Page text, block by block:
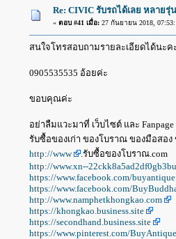
Re: CIVIC รับรถได้เลย หลาย
« ตอบ #41 เมื่อ:27 กันยายน 2018,
สนใจโทรสอบถามรายละเอียดได้นะค
0905535535 อ้อยค่ะ
ขอบคุณค่ะ
อย่าลืมแวะมาที่ เว็บไซต์ และ
รับซื้อของเก่า ของโบราณ ของมือสอง
http://www
.รับซื้อของโบราณ.com
http://www.xn--
https://www.facebook.com/buyantique
https://www.facebook.com/
http://www.namphetkhongkao.com
https://khongkao.business.site
https://secondhand.business.site
https://www.pinterest.com/BuyAntique